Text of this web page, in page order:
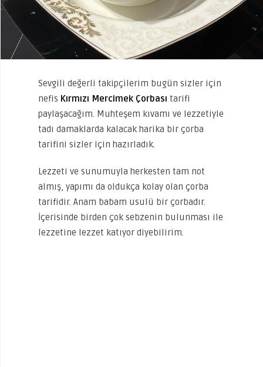
Sevgili değerli takipçilerim bugün sizler için
nefis Kırmızı Mercimek Çorbası tarifi
paylaşacağım. Muhteşem kıvamı ve lezzetiyle
tadı damaklarda kalacak harika bir çorba
tarifini sizler için hazırladık.
Lezzeti ve sunumuyla herkesten tam not
almış, yapımı da oldukça kolay olan çorba
tarifidir. Anam babam usulü bir çorbadır.
İçerisinde birden çok sebzenin bulunması ile
lezzetine lezzet katıyor diyebilirim.